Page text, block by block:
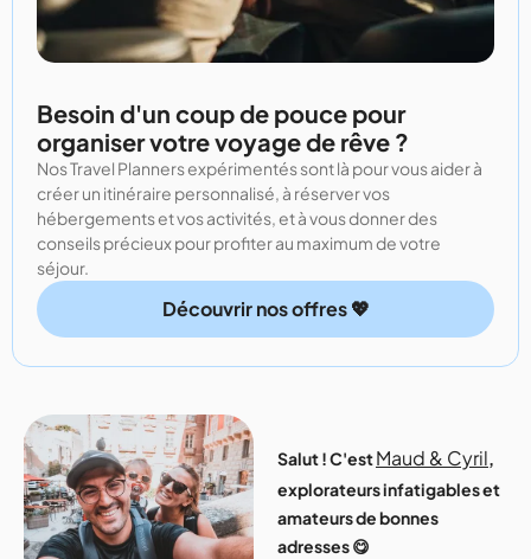
Besoin d'un coup de pouce pour
organiser votre voyage de rêve ?
Nos Travel Planners expérimentés sont là pour vous aider à
créer un itinéraire personnalisé, à réserver vos
hébergements et vos activités, et à vous donner des
conseils précieux pour profiter au maximum de votre
séjour.
Découvrir nos offres 💖
Salut ! C'estMaud & Cyril,
explorateurs infatigables et
amateurs de bonnes
adresses 😋